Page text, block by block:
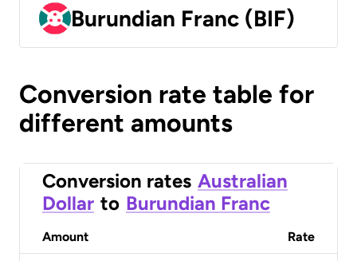
Burundian Franc (BIF)
Conversion rate table for
different amounts
Conversion rates Australian
Dollar to Burundian Franc
Amount Rate